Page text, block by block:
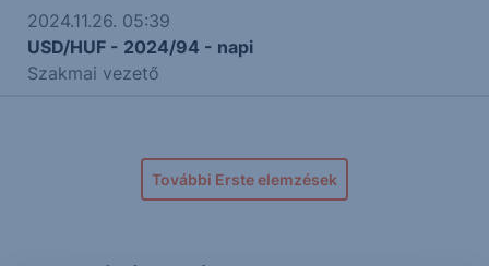
2024.11.26. 05:39
USD/HUF - 2024/94 - napi
Szakmai vezető
További Erste elemzések